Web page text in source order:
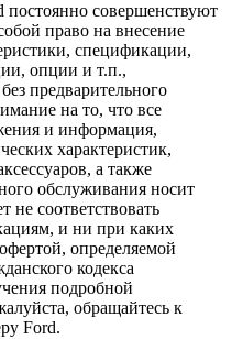
совершенствуют
право на внесение
спецификации,
опции и т.п.,
предварительного
на то, что все
и информация,
характеристик,
а также
обслуживания носит
соответствовать
и ни при каких
определяемой
кодекса
подробной
обращайтесь к
Ford.